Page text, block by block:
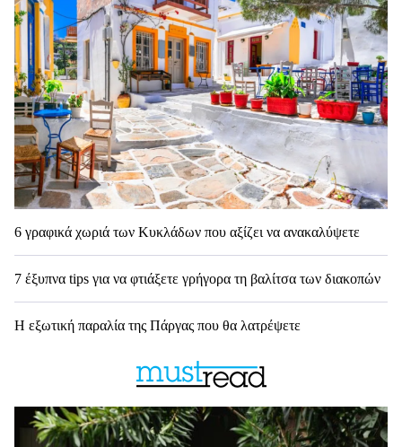
6 γραφικά χωριά των Κυκλάδων που αξίζει να ανακαλύψετε
7 έξυπνα tips για να φτιάξετε γρήγορα τη βαλίτσα των διακοπών
Η εξωτική παραλία της Πάργας που θα λατρέψετε